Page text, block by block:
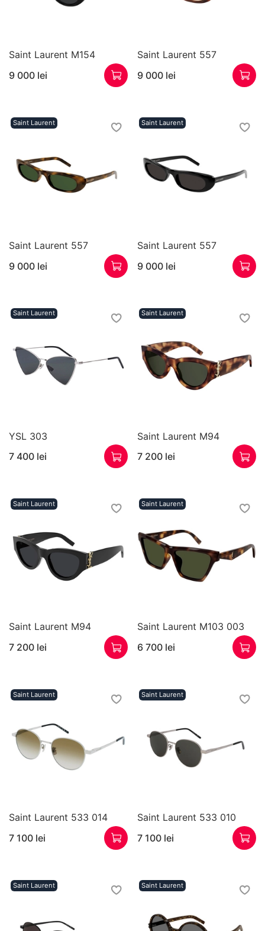
Saint Laurent M154
9 000 lei
Saint Laurent 557
9 000 lei
Saint Laurent
Saint Laurent 557
9 000 lei
Saint Laurent
Saint Laurent 557
9 000 lei
Saint Laurent
YSL 303
7 400 lei
Saint Laurent
Saint Laurent M94
7 200 lei
Saint Laurent
Saint Laurent M94
7 200 lei
Saint Laurent
Saint Laurent M103 003
6 700 lei
Saint Laurent
Saint Laurent 533 014
7 100 lei
Saint Laurent
Saint Laurent 533 010
7 100 lei
Saint Laurent Saint Laurent